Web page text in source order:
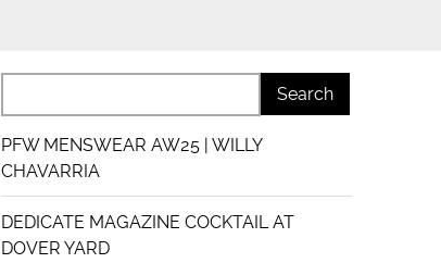
PFW MENSWEAR AW25 | WILLY
CHAVARRIA
DEDICATE MAGAZINE COCKTAIL AT
DOVER YARD